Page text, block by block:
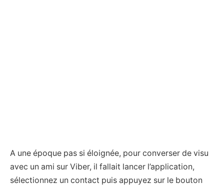
A une époque pas si éloignée, pour converser de visu
avec un ami sur Viber, il fallait lancer l’application,
sélectionnez un contact puis appuyez sur le bouton